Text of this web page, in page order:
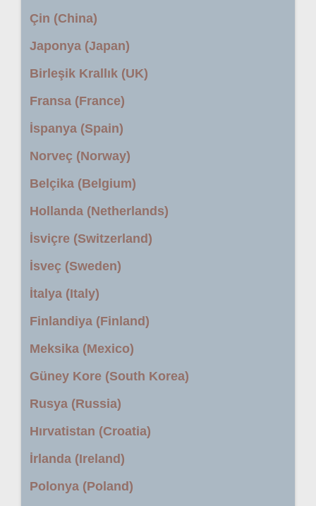
Çin (China)
Japonya (Japan)
Birleşik Krallık (UK)
Fransa (France)
İspanya (Spain)
Norveç (Norway)
Belçika (Belgium)
Hollanda (Netherlands)
İsviçre (Switzerland)
İsveç (Sweden)
İtalya (Italy)
Finlandiya (Finland)
Meksika (Mexico)
Güney Kore (South Korea)
Rusya (Russia)
Hırvatistan (Croatia)
İrlanda (Ireland)
Polonya (Poland)